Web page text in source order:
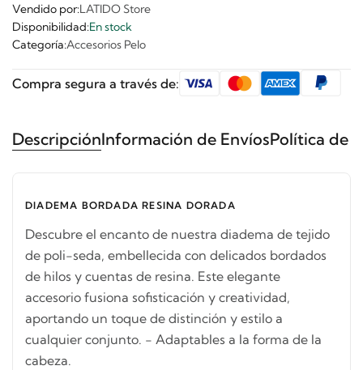
Vendido por:LATIDO Store
Disponibilidad:En stock
Categoría:Accesorios Pelo
Compra segura a través de:
DescripciónInformación de EnvíosPolítica de
DIADEMA BORDADA RESINA DORADA
Descubre el encanto de nuestra diadema de tejido
de poli-seda, embellecida con delicados bordados
de hilos y cuentas de resina. Este elegante
accesorio fusiona sofisticación y creatividad,
aportando un toque de distinción y estilo a
cualquier conjunto. - Adaptables a la forma de la
cabeza.